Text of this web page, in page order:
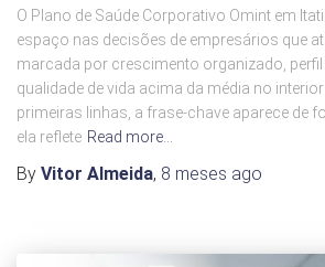
O Plano de Saúde Corporativo Omint em
espaço nas decisões de empresários que
marcada por crescimento organizado,
qualidade de vida acima da média no
primeiras linhas, a frase-chave aparece de
ela reflete Read more…
By Vitor Almeida, 8 meses ago